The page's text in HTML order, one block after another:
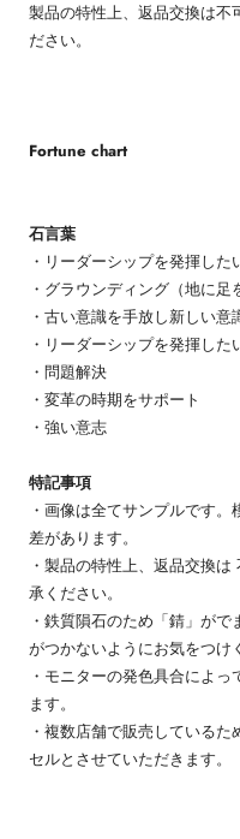
製品の特性上、返品交換は不
ださい。
Fortune chart
石言葉
・リーダーシップを発揮した
・グラウンディング（地に足
・古い意識を手放し新しい意
・リーダーシップを発揮した
・問題解決
・変革の時期をサポート
・強い意志
特記事項
・画像は全てサンプルです
差があります。
・製品の特性上、返品交換
承ください。
・鉄質隕石のため「錆」が
がつかないようにお気をつけ
・モニターの発色具合によ
ます。
・複数店舗で販売している
セルとさせていただきます。